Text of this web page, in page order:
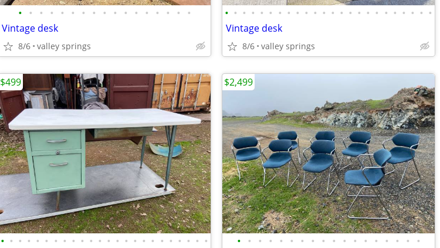
• • • • • • • • • • • • • • • • •
Vintage desk
8/6 valley springs
• • • • • • • • • • • • • • • • • • • • • • • •
Vintage desk
8/6 valley springs
• • • • • • • • • • • • • • • • • • • • • • • •
$499
• • • • • • • • • • • • • • • • • •
$2,499